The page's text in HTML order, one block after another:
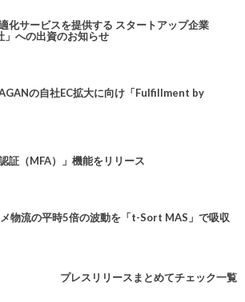
化サービスを提供する スタートアップ企業
」への出資のお知らせ
の自社EC拡大に向け「Fulfillment by
証（MFA）」機能をリリース
物流の平時5倍の波動を「t-Sort MAS」で吸収
プレスリリースまとめてチェック一覧